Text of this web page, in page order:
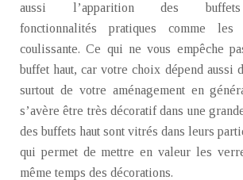
aussi l’apparition des
fonctionnalités pratiques comme
coulissante. Ce qui ne vous empêche
buffet haut, car votre choix dépend aussi
surtout de votre aménagement en
s’avère être très décoratif dans une
des buffets haut sont vitrés dans leurs
qui permet de mettre en valeur les
même temps des décorations.